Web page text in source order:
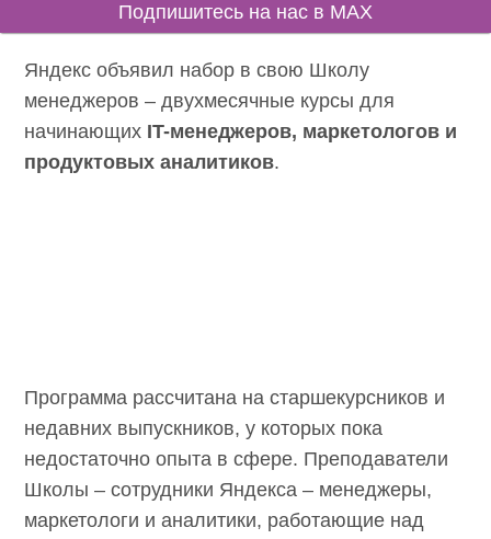
Подпишитесь на нас в MAX
Яндекс объявил набор в свою Школу
менеджеров – двухмесячные курсы для
начинающих IT-менеджеров, маркетологов и
продуктовых аналитиков.
Программа рассчитана на старшекурсников и
недавних выпускников, у которых пока
недостаточно опыта в сфере. Преподаватели
Школы – сотрудники Яндекса – менеджеры,
маркетологи и аналитики, работающие над